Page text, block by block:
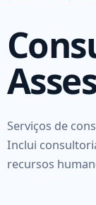
Serviços de
Inclui
recursos